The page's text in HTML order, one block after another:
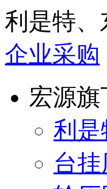
利是特、
企业采购
宏源旗
利是
台挂